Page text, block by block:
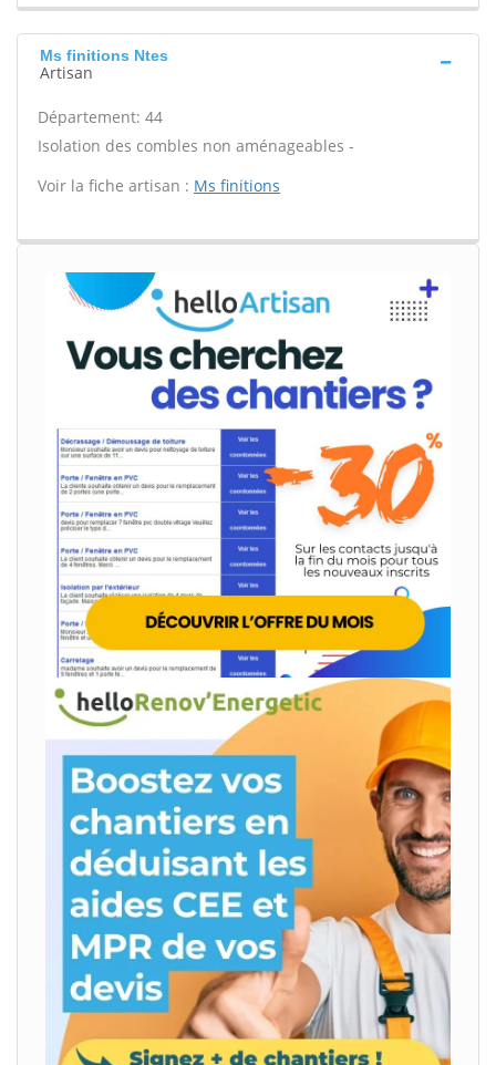
Ms finitions Ntes
Artisan
Département: 44
Isolation des combles non aménageables -
Voir la fiche artisan : Ms finitions